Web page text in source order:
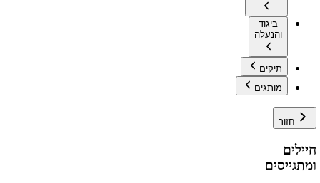
ביגוד
והנעלה
תיקים
מותגים
חזור
חיילים
ומתגייסים